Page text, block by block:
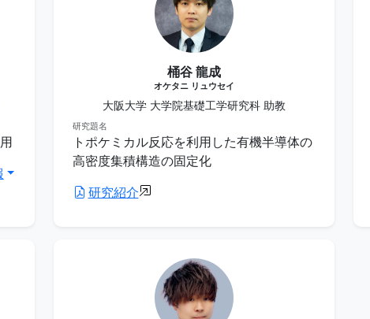
桶谷 龍成
オケタニ リュウセイ
大阪大学 大学院基礎工学研究科 助教
研究題名
トポケミカル反応を利用した有機半導体の
高密度集積構造の固定化
研究紹介